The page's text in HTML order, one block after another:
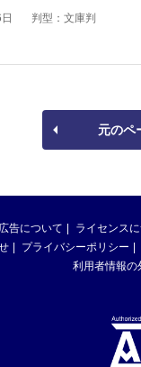
判型：文庫判
元のペ
広告について ライセンス
プライバシーポリシー
利用者情報の